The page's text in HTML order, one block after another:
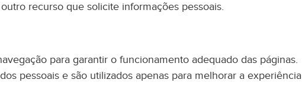
recurso que solicite informações pessoais.
para garantir o funcionamento adequado das páginas.
pessoais e são utilizados apenas para melhorar a experiência